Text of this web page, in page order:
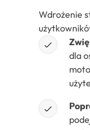
Wdrożenie
dla